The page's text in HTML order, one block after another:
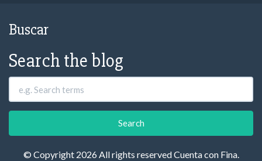
Buscar
Search the blog
© Copyright 2026 All rights reserved Cuenta con Fina.